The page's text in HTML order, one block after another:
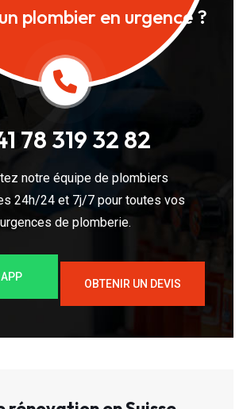
plombier en urgence ?
78 319 32 82
notre équipe de plombiers
24h/24 et 7j/7 pour toutes vos
urgences de plomberie.
OBTENIR UN DEVIS